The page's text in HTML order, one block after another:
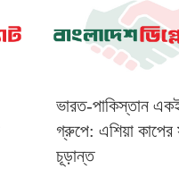
ভারত-পাকিস্তান
গ্রুপে: এশিয়া কাপের
চূড়ান্ত